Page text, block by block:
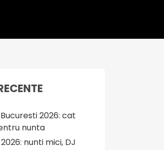
2026: cat
nunta
nunti mici, DJ